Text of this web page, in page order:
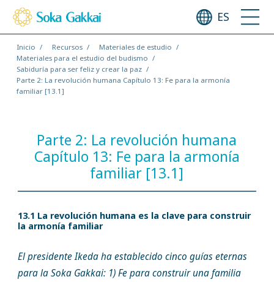
ES
Inicio Recursos
Materiales de estudio
Materiales para el estudio del budismo
Sabiduría para ser feliz y crear la paz
Parte 2: La revolución humana Capítulo 13: Fe para la armonía
familiar [13.1]
Parte 2: La revolución humana
Capítulo 13: Fe para la armonía
familiar [13.1]
13.1 La revolución humana es la clave para construir
la armonía familiar
El presidente Ikeda ha establecido cinco guías eternas
para la Soka Gakkai: 1) Fe para construir una familia